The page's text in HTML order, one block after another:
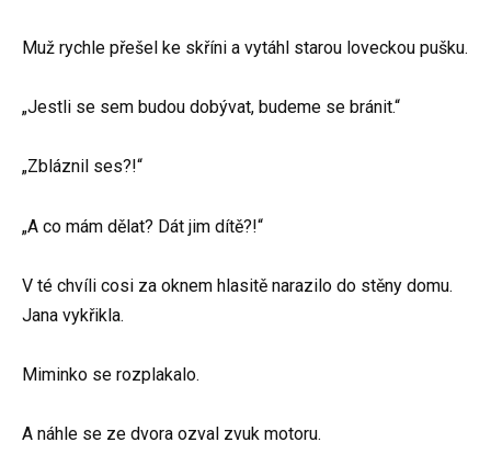
Muž rychle přešel ke skříni a vytáhl starou loveckou pušku.
„Jestli se sem budou dobývat, budeme se bránit.“
„Zbláznil ses?!“
„A co mám dělat? Dát jim dítě?!“
V té chvíli cosi za oknem hlasitě narazilo do stěny domu.
Jana vykřikla.
Miminko se rozplakalo.
A náhle se ze dvora ozval zvuk motoru.